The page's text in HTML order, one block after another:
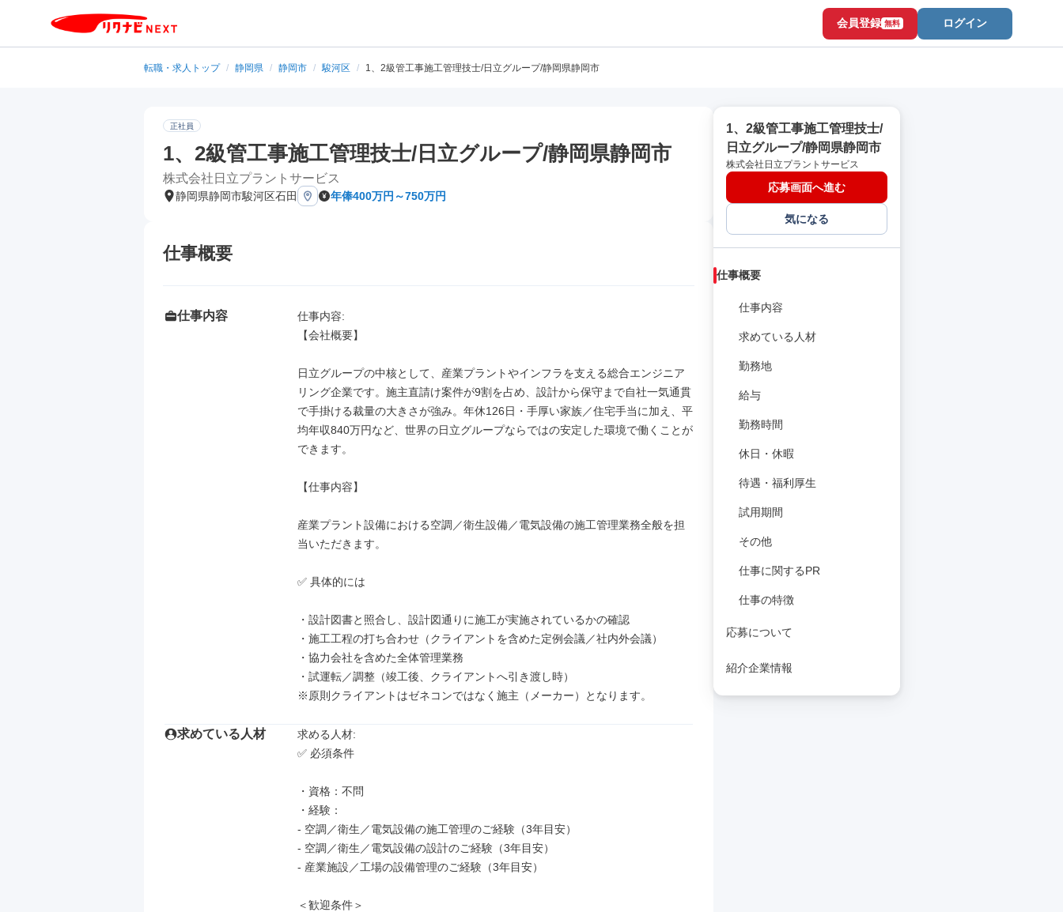
会員登録 無料 ログイン
転職・求人トップ / 静岡県 / 静岡市 / 駿河区 / 1、2級管工事施工管理技士/日立グループ/静岡県静岡市
正社員
1、2級管工事施工管理技士/日立グループ/静岡県静岡市
株式会社日立プラントサービス
静岡県静岡市駿河区石田 年俸400万円～750万円
仕事概要
仕事内容
仕事内容:
【会社概要】
日立グループの中核として、産業プラントやインフラを支える総合エンジニア
リング企業です。施主直請け案件が9割を占め、設計から保守まで自社一気通貫
で手掛ける裁量の大きさが強み。年休126日・手厚い家族／住宅手当に加え、平
均年収840万円など、世界の日立グループならではの安定した環境で働くことが
できます。
【仕事内容】
産業プラント設備における空調／衛生設備／電気設備の施工管理業務全般を担
当いただきます。
✅ 具体的には
・設計図書と照合し、設計図通りに施工が実施されているかの確認
・施工工程の打ち合わせ（クライアントを含めた定例会議／社内外会議）
・協力会社を含めた全体管理業務
・試運転／調整（竣工後、クライアントへ引き渡し時）
※原則クライアントはゼネコンではなく施主（メーカー）となります。
求めている人材
求める人材:
✅ 必須条件
・資格：不問
・経験：
- 空調／衛生／電気設備の施工管理のご経験（3年目安）
- 空調／衛生／電気設備の設計のご経験（3年目安）
- 産業施設／工場の設備管理のご経験（3年目安）
＜歓迎条件＞
1、2級管工事施工管理技士/
日立グループ/静岡県静岡市
株式会社日立プラントサービス
応募画面へ進む
気になる
仕事概要
仕事内容
求めている人材
勤務地
給与
勤務時間
休日・休暇
待遇・福利厚生
試用期間
その他
仕事に関するPR
仕事の特徴
応募について
紹介企業情報